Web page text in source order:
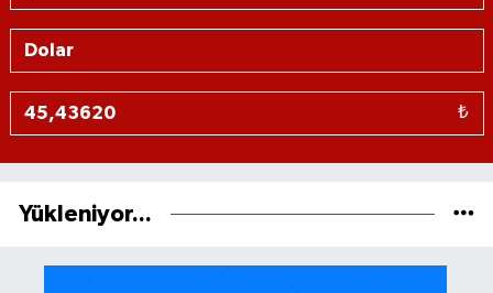
₺
Yükleniyor...